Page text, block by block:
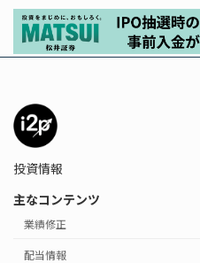
投資情報
主なコンテンツ
業績修正
配当情報